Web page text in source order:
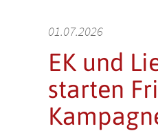
01.07.2026
EK und
starten